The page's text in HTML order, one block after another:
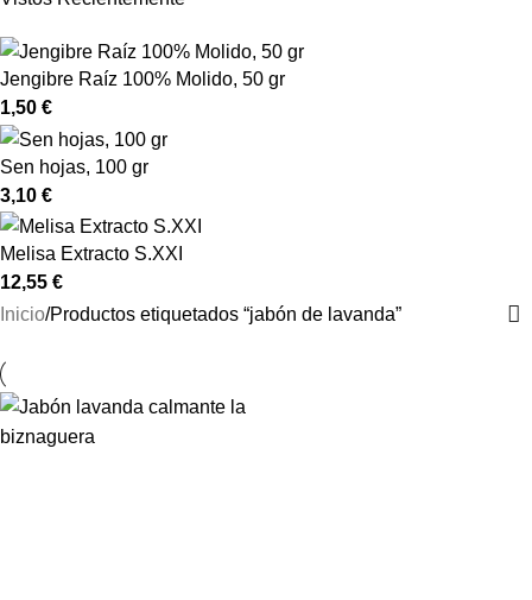
Jengibre Raíz 100% Molido, 50 gr
1,50 €
Sen hojas, 100 gr
3,10 €
Melisa Extracto S.XXI
12,55 €
Inicio Productos etiquetados “jabón de lavanda”